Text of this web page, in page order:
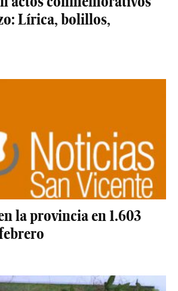
Lírica, bolillos,
la provincia en 1.603